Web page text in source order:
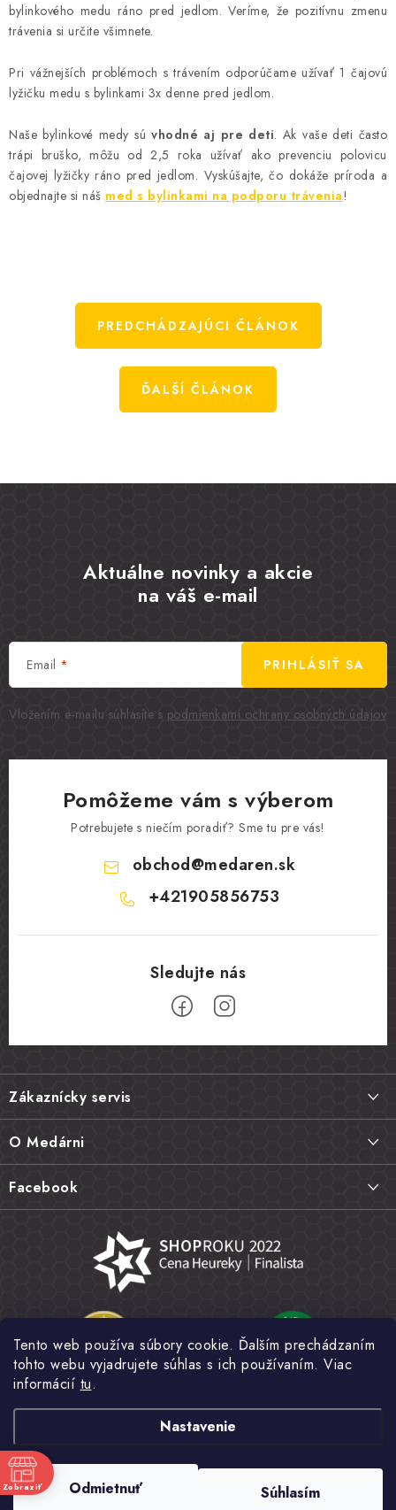
Tento web používa súbory cookie. Ďalším prechádzaním
tohto webu vyjadrujete súhlas s ich používaním. Viac
informácií tu.
Nastavenie
Odmietnuť Súhlasím
bylinkového medu ráno pred jedlom. Veríme, že pozitívnu zmenu
trávenia si určite všimnete.
Pri vážnejších problémoch s trávením odporúčame užívať 1 čajovú
lyžičku medu s bylinkami 3x denne pred jedlom.
Naše bylinkové medy súvhodné aj pre deti. Ak vaše deti často
trápi bruško, môžu od 2,5 roka užívať ako prevenciu polovicu
čajovej lyžičky ráno pred jedlom. Vyskúšajte, čo dokáže príroda a
objednajte si náš med s bylinkami na podporu trávenia!
PREDCHÁDZAJÚCI ČLÁNOK
ĎALŠÍ ČLÁNOK
Aktuálne novinky a akcie
na váš e-mail
Email
Vložením e-mailu súhlasíte s podmienkami ochrany osobných údajov
PRIHLÁSIŤ SA
Pomôžeme vám s výberom
Potrebujete s niečím poradiť? Sme tu pre vás!
obchod@medaren.sk
+421905856753
Z
á
p
ä
e
Zákaznícky servis
Vrátenie tovaru, výmena a reklamácie
Najčastejšie otázky FAQ
Hodnotenie obchodu
Obchodné podmienky
Ochrana osobných údajov
O Medárni
Náš príbeh
Kamenná predajňa
Fotogaléria
Novinky
Facebook
Copyright 2026 . Všetky práva vyhradené.Upraviť nastavenie
Zobraziť